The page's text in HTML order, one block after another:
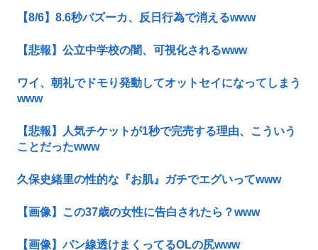
【8/6】8.6秒バズーカ、反日行為で消えるwww
【悲報】公立中学校の闇、可視化されるwww
ワイ、朝礼でドモり発動してオットセイになってしまう
www
【悲報】人気チケットが1秒で完売する理由、こういう
ことだったwww
久保史緒里の性的な『お肌』ガチでエグいってwww
【画像】この37歳の女性に告白されたら？www
【画像】パン線透けまくってるOLの尻www